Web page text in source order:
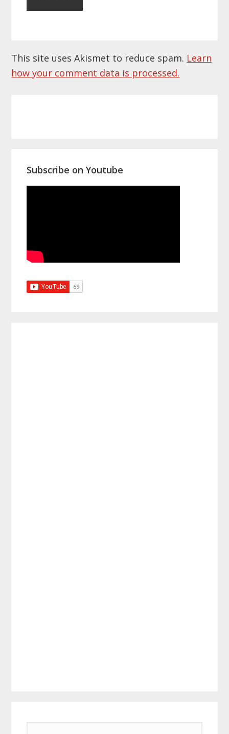
This site uses Akismet to reduce spam. Learn
how your comment data is processed.
Subscribe on Youtube